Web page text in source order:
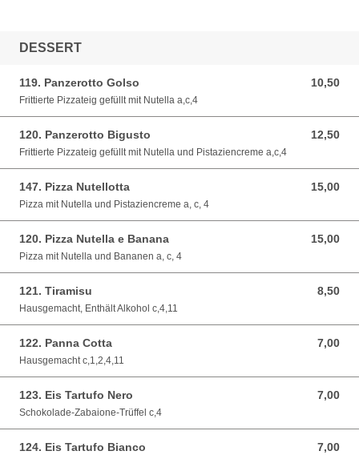
DESSERT
119. Panzerotto Golso 10,50
10,50 EUR
Frittierte Pizzateig gefüllt mit Nutella a,c,4
120. Panzerotto Bigusto 12,50
12,50 EUR
Frittierte Pizzateig gefüllt mit Nutella und Pistaziencreme a,c,4
147. Pizza Nutellotta 15,00
15,00 EUR
Pizza mit Nutella und Pistaziencreme a, c, 4
120. Pizza Nutella e Banana 15,00
15,00 EUR
Pizza mit Nutella und Bananen a, c, 4
121. Tiramisu 8,50
8,50 EUR
Hausgemacht, Enthält Alkohol c,4,11
122. Panna Cotta 7,00
7,00 EUR
Hausgemacht c,1,2,4,11
123. Eis Tartufo Nero 7,00
7,00 EUR
Schokolade-Zabaione-Trüffel c,4
124. Eis Tartufo Bianco 7,00
7,00 EUR